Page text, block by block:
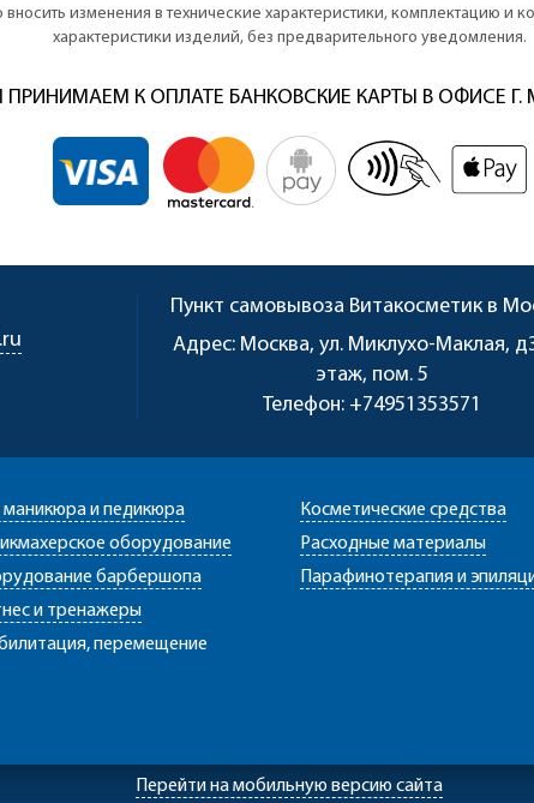
вносить изменения в технические характеристики, комплектацию
характеристики изделий, без предварительного уведомления.
К ОПЛАТЕ БАНКОВСКИЕ КАРТЫ В ОФИСЕ Г.
Пункт самовывоза Витакосметик в
Адрес: Москва, ул. Миклухо-Маклая,
этаж, пом. 5
Телефон: +74951353571
и педикюра
оборудование
барбершопа
и тренажеры
перемещение
Косметические средства
Расходные материалы
Парафинотерапия и
Перейти на мобильную версию сайта